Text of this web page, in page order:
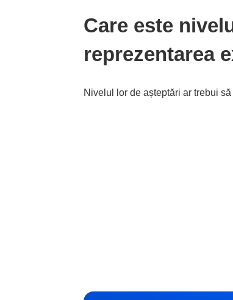
Care este
reprezentarea
Nivelul lor de așteptări ar trebui